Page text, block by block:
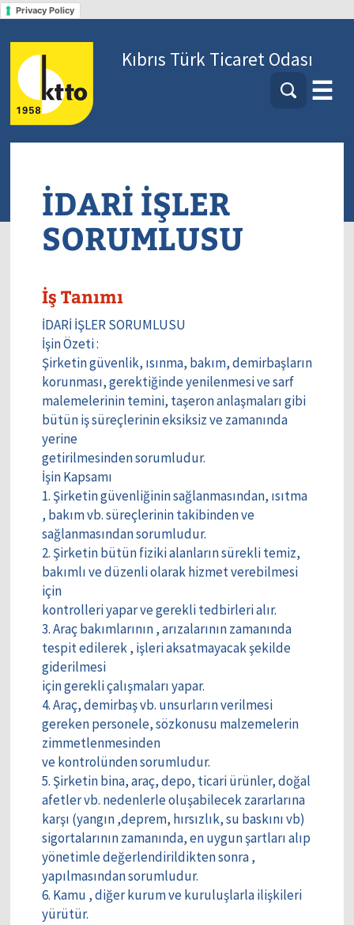
Privacy Policy
Kıbrıs Türk Ticaret Odası
☰
İDARİ İŞLER
SORUMLUSU
İş Tanımı
İDARİ İŞLER SORUMLUSU
İşin Özeti :
Şirketin güvenlik, ısınma, bakım, demirbaşların
korunması, gerektiğinde yenilenmesi ve sarf
malemelerinin temini, taşeron anlaşmaları gibi
bütün iş süreçlerinin eksiksiz ve zamanında
yerine
getirilmesinden sorumludur.
İşin Kapsamı
1. Şirketin güvenliğinin sağlanmasından, ısıtma
, bakım vb. süreçlerinin takibinden ve
sağlanmasından sorumludur.
2. Şirketin bütün fiziki alanların sürekli temiz,
bakımlı ve düzenli olarak hizmet verebilmesi
için
kontrolleri yapar ve gerekli tedbirleri alır.
3. Araç bakımlarının , arızalarının zamanında
tespit edilerek , işleri aksatmayacak şekilde
giderilmesi
için gerekli çalışmaları yapar.
4. Araç, demirbaş vb. unsurların verilmesi
gereken personele, sözkonusu malzemelerin
zimmetlenmesinden
ve kontrolünden sorumludur.
5. Şirketin bina, araç, depo, ticari ürünler, doğal
afetler vb. nedenlerle oluşabilecek zararlarına
karşı (yangın ,deprem, hırsızlık, su baskını vb)
sigortalarının zamanında, en uygun şartları alıp
yönetimle değerlendirildikten sonra ,
yapılmasından sorumludur.
6. Kamu , diğer kurum ve kuruluşlarla ilişkileri
yürütür.